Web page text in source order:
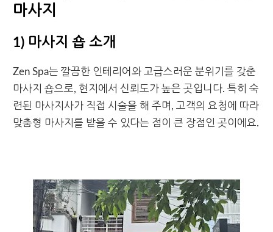
마사지
1) 마사지 숍 소개
Zen Spa는 깔끔한 인테리어와 고급스러운 분위기를 갖춘
마사지 숍으로, 현지에서 신뢰도가 높은 곳입니다. 특히 숙
련된 마사지사가 직접 시술을 해 주며, 고객의 요청에 따라
맞춤형 마사지를 받을 수 있다는 점이 큰 장점인 곳이에요.